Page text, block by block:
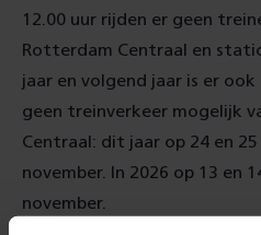
12.00 uur rijden er geen
Rotterdam Centraal en
jaar en volgend jaar is er
geen treinverkeer mogelijk
Centraal: dit jaar op 24 en 25
november. In 2026 op 13 en
november.